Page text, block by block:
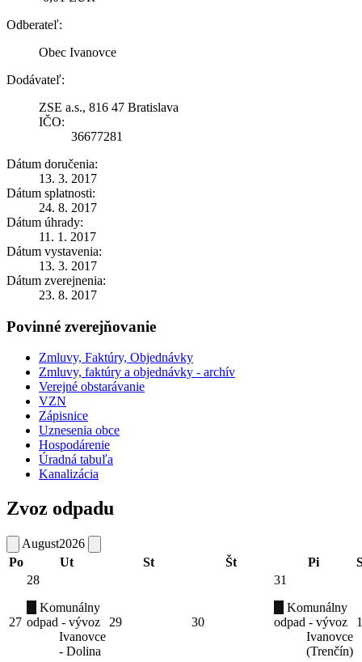
Odberateľ:
Obec Ivanovce
Dodávateľ:
ZSE a.s., 816 47 Bratislava
IČO:
36677281
Dátum doručenia:
13. 3. 2017
Dátum splatnosti:
24. 8. 2017
Dátum úhrady:
11. 1. 2017
Dátum vystavenia:
13. 3. 2017
Dátum zverejnenia:
23. 8. 2017
Povinné zverejňovanie
Zmluvy, Faktúry, Objednávky
Zmluvy, faktúry a objednávky - archív
Verejné obstarávanie
VZN
Zápisnice
Uznesenia obce
Hospodárenie
Úradná tabuľa
Kanalizácia
Zvoz odpadu
August2026
Po
Ut St Št Pi
27
28
Komunálny
odpad - vývoz
Ivanovce
- Dolina
29 30
31
Komunálny
odpad - vývoz
Ivanovce
(Trenčín)
1